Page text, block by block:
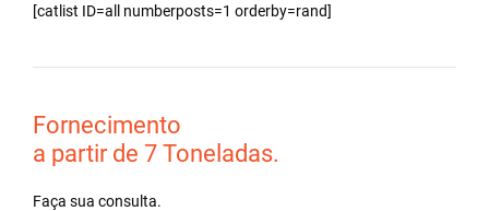
[catlist ID=all numberposts=1 orderby=rand]
Fornecimento
a partir de 7 Toneladas.
Faça sua consulta.